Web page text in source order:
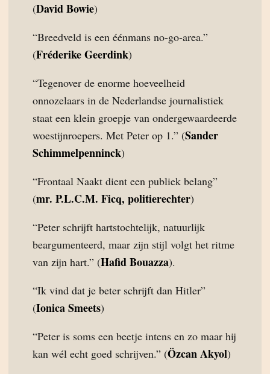
(David Bowie)
“Breedveld is een éénmans no-go-area.”
(Fréderike Geerdink)
“Tegenover de enorme hoeveelheid
onnozelaars in de Nederlandse journalistiek
staat een klein groepje van ondergewaardeerde
woestijnroepers. Met Peter op 1.” (Sander
Schimmelpenninck)
“Frontaal Naakt dient een publiek belang”
(mr. P.L.C.M. Ficq, politierechter)
“Peter schrijft hartstochtelijk, natuurlijk
beargumenteerd, maar zijn stijl volgt het ritme
van zijn hart.” (Hafid Bouazza).
“Ik vind dat je beter schrijft dan Hitler”
(Ionica Smeets)
“Peter is soms een beetje intens en zo maar hij
kan wél echt goed schrijven.” (Özcan Akyol)